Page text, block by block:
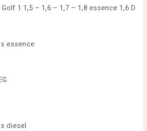
1 1,5 – 1,6 – 1,7 – 1,8 essence 1,6 D
essence
diesel